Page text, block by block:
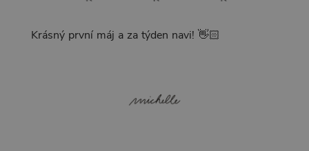
Krásný první máj a za týden navi! 👋🏻